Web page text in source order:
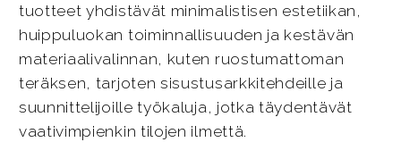
tuotteet yhdistävät minimalistisen estetiikan,
huippuluokan toiminnallisuuden ja kestävän
materiaalivalinnan, kuten ruostumattoman
teräksen, tarjoten sisustusarkkitehdeille ja
suunnittelijoille työkaluja, jotka täydentävät
vaativimpienkin tilojen ilmettä.